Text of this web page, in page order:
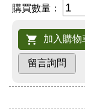
購買數量：